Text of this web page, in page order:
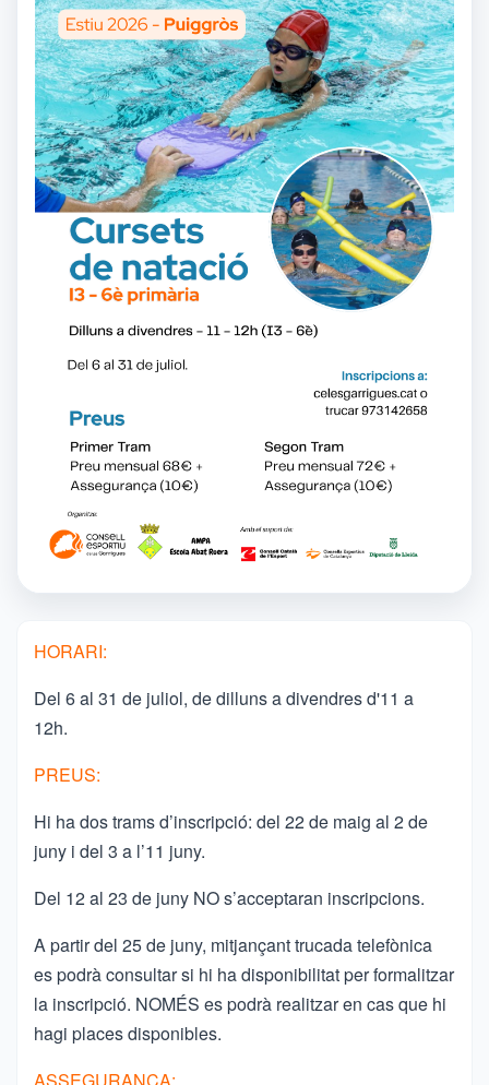
HORARI:
Del 6 al 31 de juliol, de dilluns a divendres d'11 a
12h.
PREUS:
Hi ha dos trams d’inscripció: del 22 de maig al 2 de
juny i del 3 a l’11 juny.
Del 12 al 23 de juny NO s’acceptaran inscripcions.
A partir del 25 de juny, mitjançant trucada telefònica
es podrà consultar si hi ha disponibilitat per formalitzar
la inscripció. NOMÉS es podrà realitzar en cas que hi
hagi places disponibles.
ASSEGURANÇA: